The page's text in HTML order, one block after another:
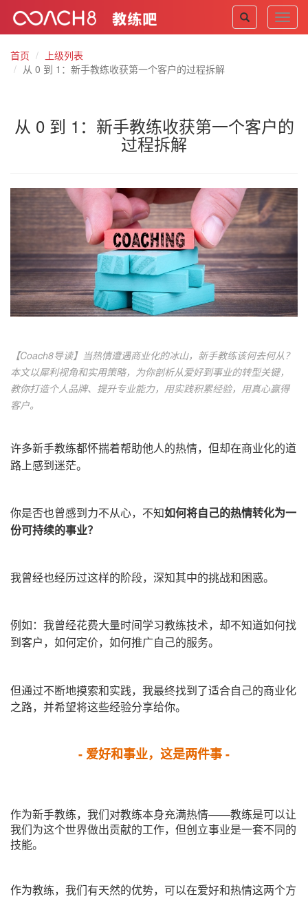
首页
上级列表
从 0 到 1：新手教练收获第一个客户的过程拆解
从 0 到 1：新手教练收获第一个客户的
过程拆解
【Coach8导读】当热情遭遇商业化的冰山，新手教练该何去何从？
本文以犀利视角和实用策略，为你剖析从爱好到事业的转型关键，
教你打造个人品牌、提升专业能力，用实践积累经验，用真心赢得
客户。
许多新手教练都怀揣着帮助他人的热情，但却在商业化的道
路上感到迷茫。
你是否也曾感到力不从心，不知如何将自己的热情转化为一
份可持续的事业？
我曾经也经历过这样的阶段，深知其中的挑战和困惑。
例如：我曾经花费大量时间学习教练技术，却不知道如何找
到客户，如何定价，如何推广自己的服务。
但通过不断地摸索和实践，我最终找到了适合自己的商业化
之路，并希望将这些经验分享给你。
- 爱好和事业，这是两件事 -
作为新手教练，我们对教练本身充满热情——教练是可以让
我们为这个世界做出贡献的工作，但创立事业是一套不同的
技能。
作为教练，我们有天然的优势，可以在爱好和热情这两个方